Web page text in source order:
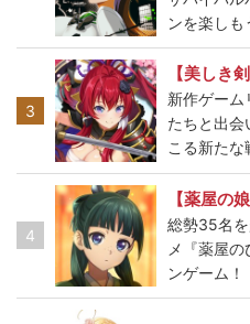
ンを楽しも
3
【美しき
新作ゲーム
たちと出会
こる新たな
4
【薬屋の
総勢35名
メ『薬屋
ンゲーム！